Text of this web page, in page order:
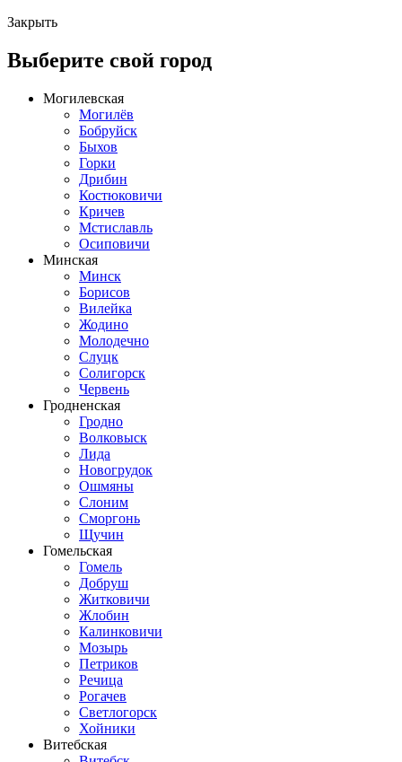
Закрыть
Выберите свой город
Могилевская
Могилёв
Бобруйск
Быхов
Горки
Дрибин
Костюковичи
Кричев
Мстиславль
Осиповичи
Минская
Минск
Борисов
Вилейка
Жодино
Молодечно
Слуцк
Солигорск
Червень
Гродненская
Гродно
Волковыск
Лида
Новогрудок
Ошмяны
Слоним
Сморгонь
Щучин
Гомельская
Гомель
Добруш
Житковичи
Жлобин
Калинковичи
Мозырь
Петриков
Речица
Рогачев
Светлогорск
Хойники
Витебская